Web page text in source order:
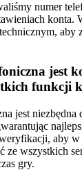
numer
konta.
aby
jest
funkcji
jest niezbędna
aby w
ze wszystkich
gry.